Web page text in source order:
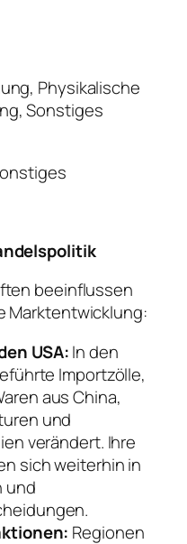
Physikalische
Sonstiges
beeinflussen
Marktentwicklung:
USA:In den
Importzölle,
aus China,
und
verändert. Ihre
sich weiterhin in
und
Regionen